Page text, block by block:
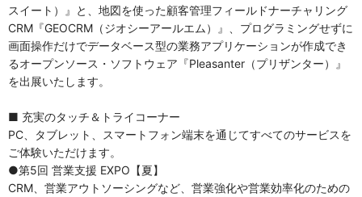
スイート）』と、地図を使った顧客管理フィールドナーチャリング
CRM『GEOCRM（ジオシーアールエム）』、プログラミングせずに
画面操作だけでデータベース型の業務アプリケーションが作成でき
るオープンソース・ソフトウェア『Pleasanter（プリザンター）』
を出展いたします。
■ 充実のタッチ＆トライコーナー
PC、タブレット、スマートフォン端末を通じてすべてのサービスを
ご体験いただけます。
●第5回 営業支援 EXPO【夏】
CRM、営業アウトソーシングなど、営業強化や営業効率化のための